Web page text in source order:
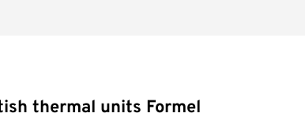
thermal units Formel